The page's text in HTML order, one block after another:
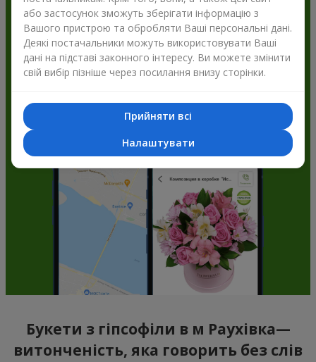
Flowers.ua і отримуйте бонуси
Букети з гіпсофіли в м Раухівка—
витонченість, яка говорить без слів
або застосунок зможуть зберігати інформацію з
Вашого пристрою та обробляти Ваші персональні дані.
Деякі постачальники можуть використовувати Ваші
дані на підставі законного інтересу. Ви можете змінити
свій вибір пізніше через посилання внизу сторінки.
Прийняти всі
Налаштувати